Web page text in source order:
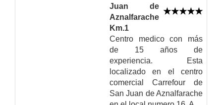
Juan de
Aznalfarache
Km.1
Centro medico con más
de 15 años de
experiencia. Esta
localizado en el centro
comercial Carrefour de
San Juan de Aznalfarache